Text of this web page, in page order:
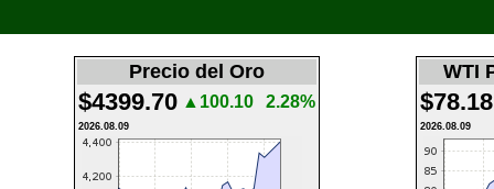
Precio del Oro
$4399.70 ▲100.10 2.28%
2026.08.09
WTI
$78.18
2026.08.09